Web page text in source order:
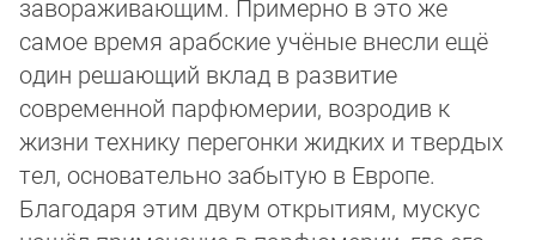
завораживающим. Примерно в это же
самое время арабские учёные внесли ещё
один решающий вклад в развитие
современной парфюмерии, возродив к
жизни технику перегонки жидких и твердых
тел, ос­но­ва­тельно забытую в Европе.
Благодаря этим двум открытиям, мускус